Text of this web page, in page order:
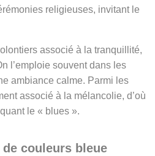
religieuses, invitant le
associé à la tranquillité,
l’emploie souvent dans les
ambiance calme. Parmi les
associé à la mélancolie, d’où
le « blues ».
couleurs bleue